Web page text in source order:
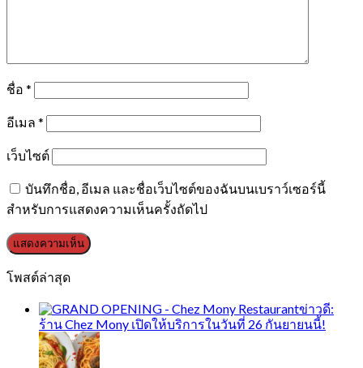
ชื่อ *
อีเมล *
เว็บไซต์
บันทึกชื่อ, อีเมล และชื่อเว็บไซต์ของฉันบนเบราว์เซอร์นี้
สำหรับการแสดงความเห็นครั้งถัดไป
โพสต์ล่าสุด
ข่าวดี:
ร้าน Chez Mony เปิดให้บริการในวันที่ 26 กันยายนนี้!